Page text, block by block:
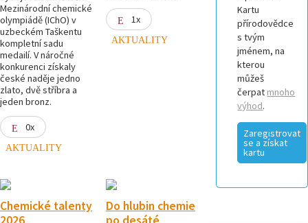
Mezinárodní chemické
olympiádě (IChO) v
uzbeckém Taškentu
kompletní sadu
medailí. V náročné
konkurenci získaly
české naděje jedno
zlato, dvě stříbra a
jeden bronz.
0x
AKTUALITY
1x
AKTUALITY
Chemické talenty
Do hlubin chemie
Kartu
přírodovědce
s tvým
jménem, na
kterou
můžeš
čerpat mnoho
výhod.
Zaregistrovat
se a získat
kartu